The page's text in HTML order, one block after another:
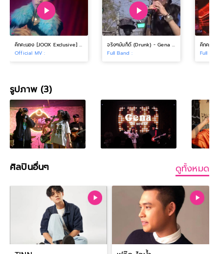
คึกคะนอง [JOOX Exclusive] - GENA DESOUZA x YOUNGOHM「Official MV」
Official MV :
จริงๆมันก็ดี (Drunk) - Gena Desouza [ LIVE @นั่งเล่น4 ]
Full Band :
Full
รูปภาพ (3)
ศิลปินอื่นๆ ดูทั้งหมด